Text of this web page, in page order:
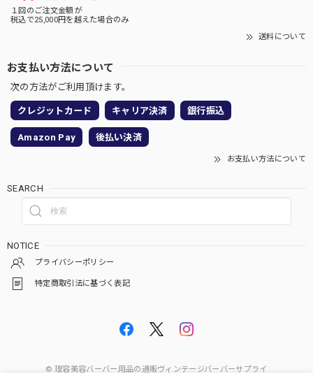
１回のご注文金額が
税込で25,000円を越えた場合のみ
送料について
お支払い方法について
次の方法がご利用頂けます。
クレジットカード キャリア決済 銀行振込
Amazon Pay 後払い決済
お支払い方法について
SEARCH
NOTICE
プライバシーポリシー
特定商取引法に基づく表記
© 理容美容バーバー用品の通販ヴィンテージバーバーサプライ